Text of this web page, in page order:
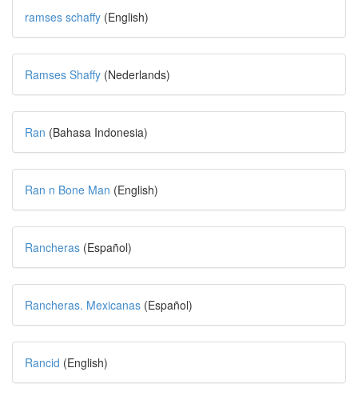
ramses schaffy (English)
Ramses Shaffy (Nederlands)
Ran (Bahasa Indonesia)
Ran n Bone Man (English)
Rancheras (Español)
Rancheras. Mexicanas (Español)
Rancid (English)